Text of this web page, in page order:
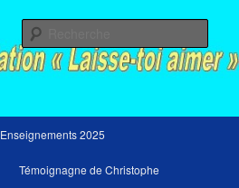
Enseignements 2025
Témoignagne de Christophe